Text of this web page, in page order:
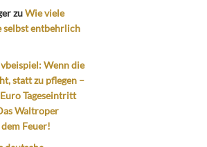
zuWie viele
selbst entbehrlich
Wenn die
statt zu pflegen –
Tageseintritt
Waltroper
Feuer!